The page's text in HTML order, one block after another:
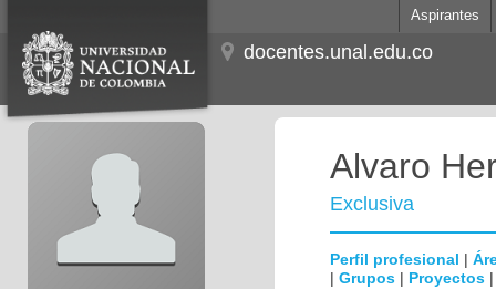
Aspirantes
docentes.unal.edu.co
Alvaro
Exclusiva
Perfil profesional |
| Grupos | Proyectos